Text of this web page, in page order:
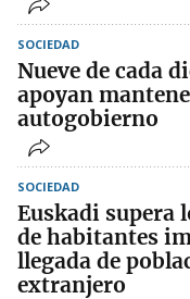
SOCIEDAD
Nueve de cada
apoyan
autogobierno
SOCIEDAD
Euskadi supera
de habitantes
llegada de
extranjero